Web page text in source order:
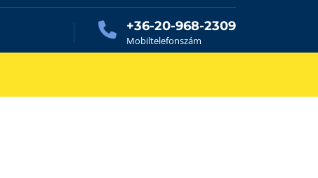
+36-20-968-2309
Mobiltelefonszám